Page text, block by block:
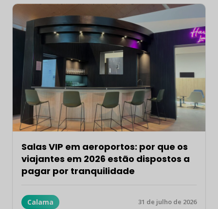
Salas VIP em aeroportos: por que os
viajantes em 2026 estão dispostos a
pagar por tranquilidade
Calama 31 de julho de 2026